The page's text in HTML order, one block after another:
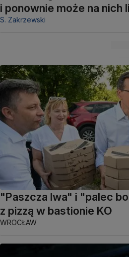
i ponownie może na nich
S. Zakrzewski
"Paszcza lwa" i "palec
z pizzą w bastionie KO
WROCŁAW